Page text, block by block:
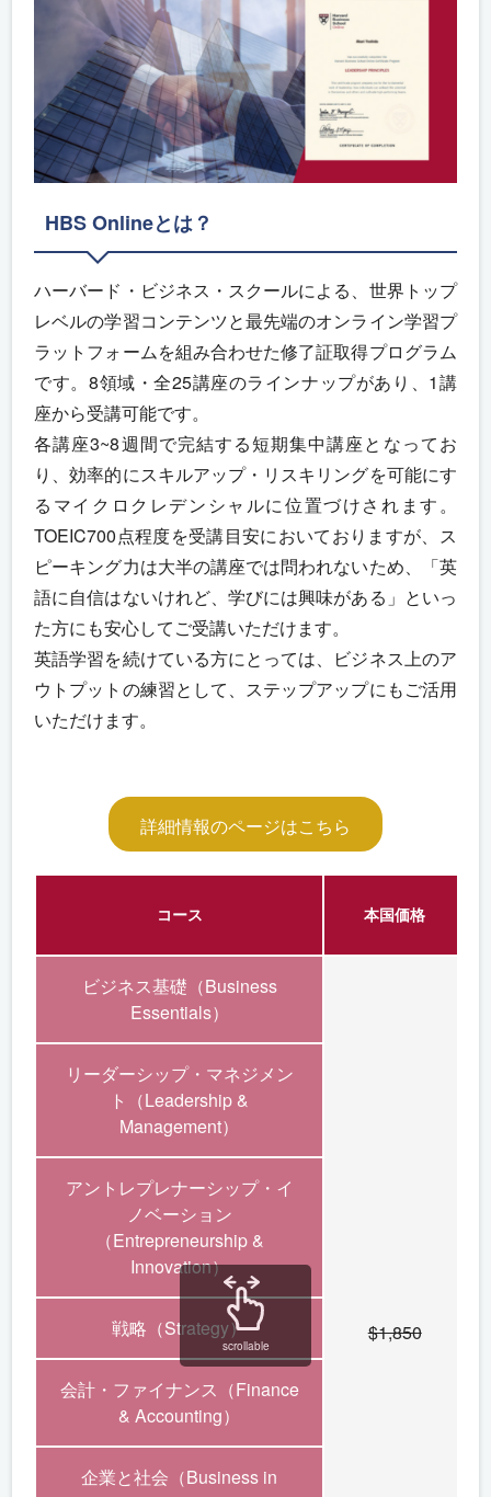
HBS Onlineとは？
ハーバード・ビジネス・スクールによる、世界トップ
レベルの学習コンテンツと最先端のオンライン学習プ
ラットフォームを組み合わせた修了証取得プログラム
です。8領域・全25講座のラインナップがあり、1講
座から受講可能です。
各講座3~8週間で完結する短期集中講座となってお
り、効率的にスキルアップ・リスキリングを可能にす
るマイクロクレデンシャルに位置づけされます。
TOEIC700点程度を受講目安においておりますが、ス
ピーキング力は大半の講座では問われないため、「英
語に自信はないけれど、学びには興味がある」といっ
た方にも安心してご受講いただけます。
英語学習を続けている方にとっては、ビジネス上のア
ウトプットの練習として、ステップアップにもご活用
いただけます。
詳細情報のページはこちら
コース 本国価格
ビジネス基礎（Business
Essentials）
$1,850
リーダーシップ・マネジメン
ト（Leadership &
Management）
アントレプレナーシップ・イ
ノベーション
（Entrepreneurship &
Innovation）
戦略（Strategy）
会計・ファイナンス（Finance
& Accounting）
企業と社会（Business in
scrollable